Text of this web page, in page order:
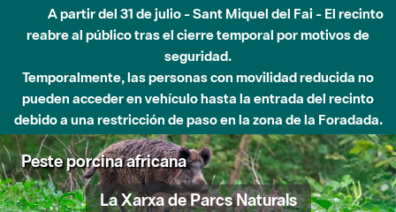
A partir del 31 de julio - Sant Miquel del Fai - El recinto
reabre al público tras el cierre temporal por motivos de
seguridad.
Temporalmente, las personas con movilidad reducida no
pueden acceder en vehículo hasta la entrada del recinto
debido a una restricción de paso en la zona de la Foradada.
Peste porcina africana
La Xarxa de Parcs Naturals